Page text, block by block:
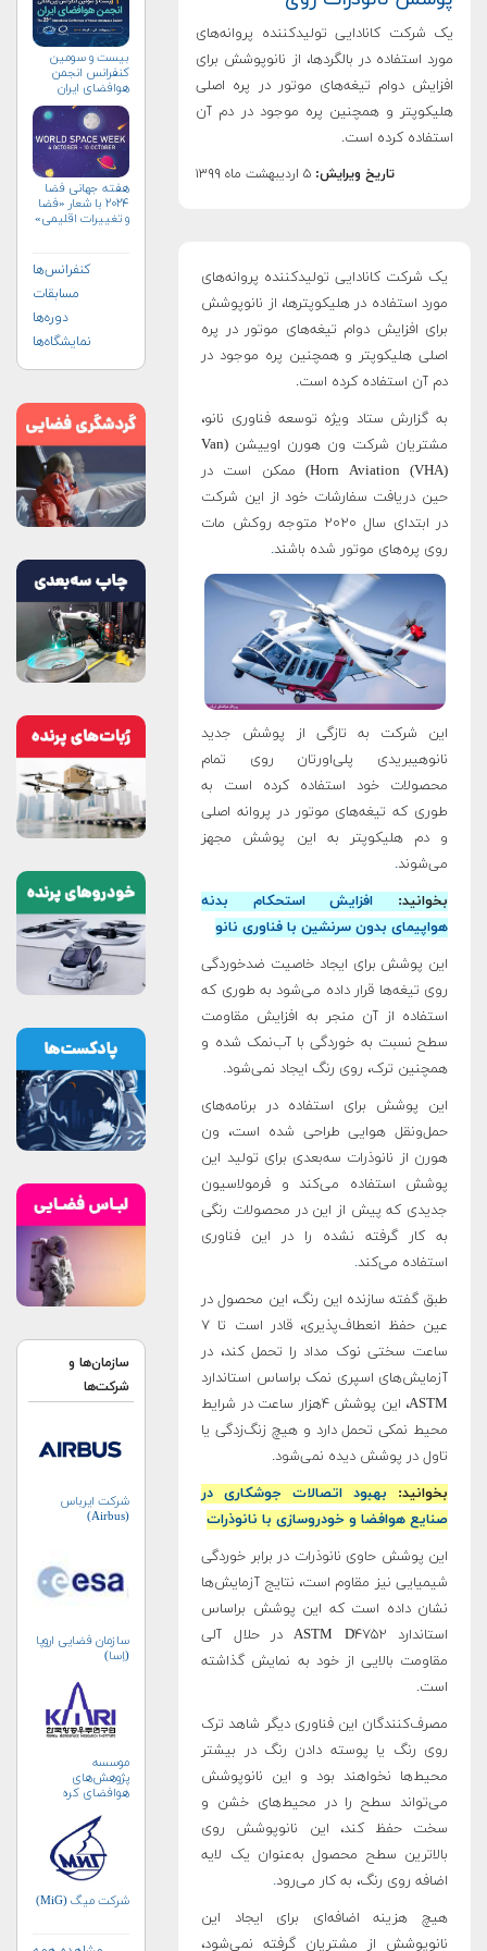
یک شرکت کانادایی تولیدکننده پروانه‌های
مورد استفاده در بالگردها، از نانوپوشش برای
افزایش دوام تیغه‌های موتور در پره اصلی
هلیکوپتر و همچنین پره موجود در دم آن
استفاده کرده است.
تاریخ ویرایش: ۵ اردیبهشت ماه ۱۳۹۹
یک شرکت کانادایی تولیدکننده پروانه‌های
مورد استفاده در هلیکوپترها، از نانوپوشش
برای افزایش دوام تیغه‌های موتور در پره
اصلی هلیکوپتر و همچنین پره موجود در
دم آن استفاده کرده است.
به گزارش ستاد ویژه توسعه فناوری نانو،
مشتریان شرکت ون هورن اوییشن (Van
Horn Aviation (VHA)) ممکن است در
حین دریافت سفارشات خود از این شرکت
در ابتدای سال ۲۰۲۰ متوجه روکش مات
روی پره‌های موتور شده باشند.
این شرکت به تازگی از پوشش جدید
نانوهیبریدی پلی‌اورتان روی تمام
محصولات خود استفاده کرده است به
طوری که تیغه‌های موتور در پروانه اصلی
و دم هلیکوپتر به این پوشش مجهز
می‌شوند.
بخوانید: افزایش استحکام بدنه‌
هواپیمای بدون سرنشین با فناوری‌ نانو
این پوشش برای ایجاد خاصیت ضدخوردگی
روی تیغه‌ها قرار داده می‌شود به طوری که
استفاده از آن منجر به افزایش مقاومت
سطح نسبت به خوردگی با آب‌نمک شده و
همچنین ترک، روی رنگ ایجاد نمی‌شود.
این پوشش برای استفاده در برنامه‌های
حمل‌ونقل هوایی طراحی شده است، ون
هورن از نانوذرات سه‌بعدی برای تولید این
پوشش استفاده می‌کند و فرمولاسیون
جدیدی که پیش از این در محصولات رنگی
به کار گرفته نشده را در این فناوری
استفاده می‌کند.
طبق گفته سازنده این رنگ، این محصول در
عین حفظ انعطاف‌پذیری، قادر است تا ۷
ساعت سختی نوک مداد را تحمل کند، در
آزمایش‌های اسپری نمک براساس استاندارد
ASTM، این پوشش ۴هزار ساعت در شرایط
محیط نمکی تحمل دارد و هیچ زنگ‌زدگی یا
تاول در پوشش دیده نمی‌شود.
بخوانید: بهبود اتصالات جوشکاری در
صنایع هوافضا و خودروسازی با نانوذرات
این پوشش حاوی نانوذرات در برابر خوردگی
شیمیایی نیز مقاوم است، نتایج آزمایش‌ها
نشان داده است که این پوشش براساس
استاندارد ASTM D۴۷۵۲ در حلال‌ آلی
مقاومت بالایی از خود به نمایش گذاشته
است.
مصرف‌کنندگان این فناوری دیگر شاهد ترک
روی رنگ یا پوسته دادن رنگ در بیشتر
محیط‌ها نخواهند بود و این نانوپوشش
می‌تواند سطح را در محیط‌های خشن و
سخت حفظ کند، این نانوپوشش روی
بالاترین سطح محصول به‌عنوان یک لایه
اضافه روی رنگ، به کار می‌رود.
هیچ هزینه اضافه‌ای برای ایجاد این
نانوپوشش از مشتریان گرفته نمی‌شود،
بیست و سومین
کنفرانس انجمن
هوافضای ايران
هفته جهانی فضا
۲۰۲۴ با شعار «فضا
و تغییرات اقلیمی»
کنفرانس‌ها
مسابقات
دوره‌ها
نمایشگاه‌ها
سازمان‌ها و
شرکت‌ها
شرکت ایرباس
(Airbus)
سازمان فضایی اروپا
(اِسا)
موسسه
پژوهش‌های
هوافضای کره
شرکت میگ (MiG)